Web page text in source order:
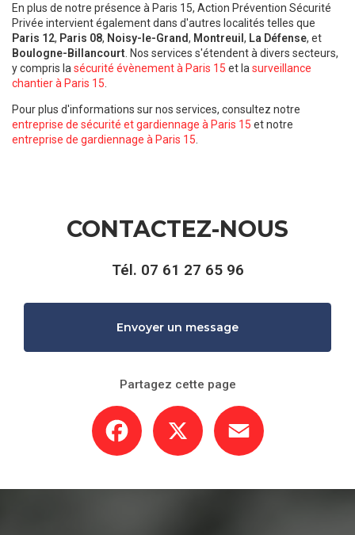
En plus de notre présence à Paris 15, Action Prévention Sécurité
Privée intervient également dans d'autres localités telles que
Paris 12, Paris 08, Noisy-le-Grand, Montreuil , La Défense, et
Boulogne-Billancourt . Nos services s'étendent à divers secteurs,
y compris la sécurité évènement à Paris 15 et la surveillance
chantier à Paris 15
Pour plus d'informations sur nos services, consultez notre
entreprise de sécurité et gardiennage à Paris 15 et notre
entreprise de gardiennage à Paris 15
CONTACTEZ-NOUS
Tél. 07 61 27 65 96
Envoyer un message
Partagez cette page
Facebook